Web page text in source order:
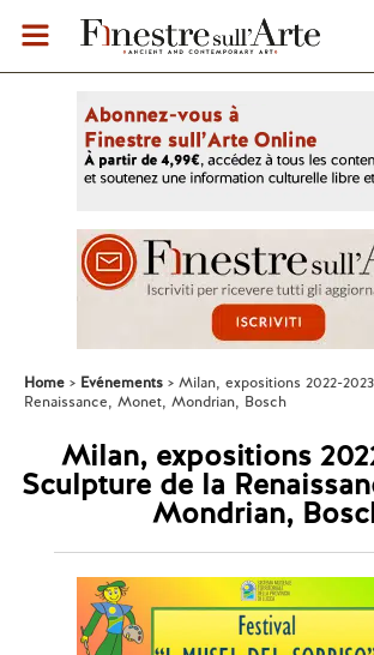
Home Evénements
Milan, expositions 2022-
Renaissance, Monet, Mondrian, Bosch
Milan, expositions
Sculpture de la
Mondrian,